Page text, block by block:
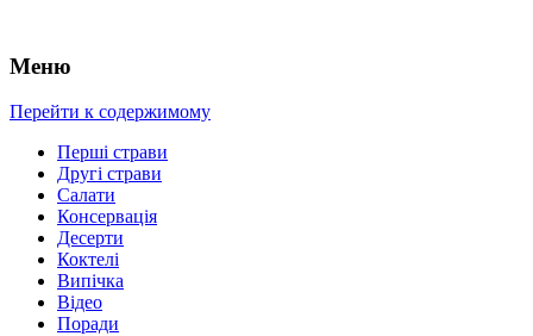
Меню
Перейти к содержимому
Перші страви
Другі страви
Салати
Консервація
Десерти
Коктелі
Випічка
Відео
Поради